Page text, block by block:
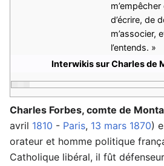
d’écrire, de
m’associer,
l’entends. »
Interwikis sur Charles de
Charles Forbes, comte de
avril 1810 - Paris, 13 mars 1870)
orateur et homme politique
Catholique libéral, il fût